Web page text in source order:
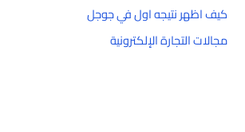
كيف اظهر نتيجه اول في جوجل
مجالات التجارة الإلكترونية